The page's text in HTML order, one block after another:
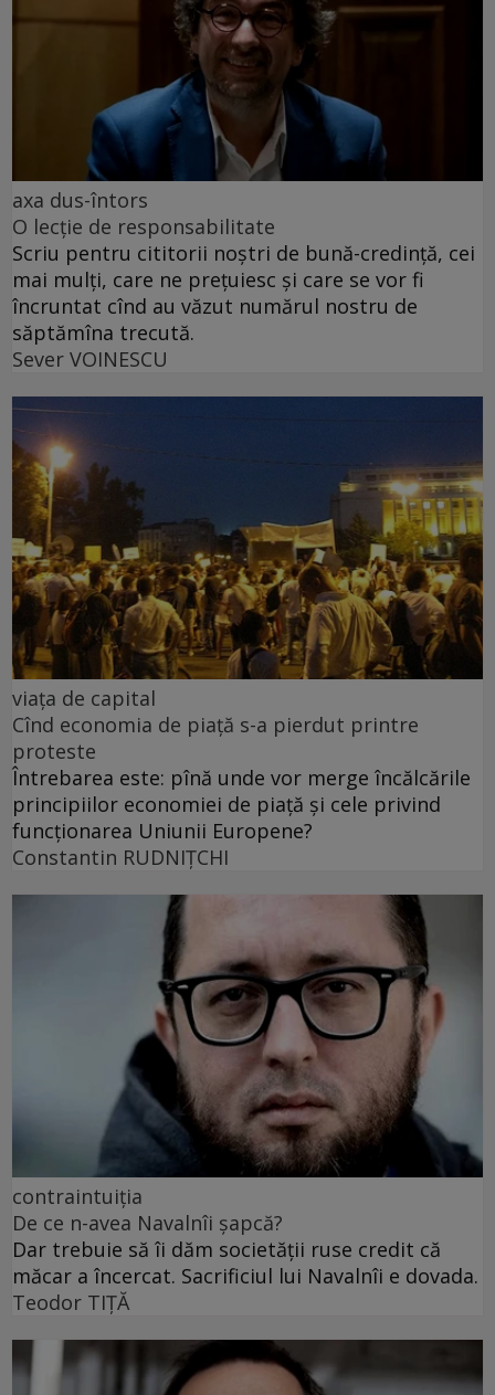
axa dus-întors
O lecție de responsabilitate
Scriu pentru cititorii noștri de bună-credință, cei
mai mulți, care ne prețuiesc și care se vor fi
încruntat cînd au văzut numărul nostru de
săptămîna trecută.
Sever VOINESCU
viața de capital
Cînd economia de piață s-a pierdut printre
proteste
Întrebarea este: pînă unde vor merge încălcările
principiilor economiei de piață și cele privind
funcționarea Uniunii Europene?
Constantin RUDNIŢCHI
contraintuiția
De ce n-avea Navalnîi șapcă?
Dar trebuie să îi dăm societății ruse credit că
măcar a încercat. Sacrificiul lui Navalnîi e dovada.
Teodor TIŢĂ